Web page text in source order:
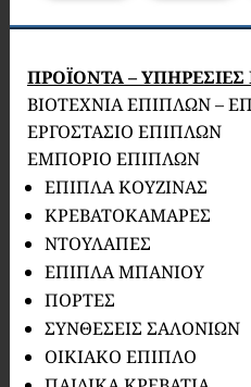
ΠΡΟΪΟΝΤΑ – ΥΠΗΡΕΣΙΕΣ
ΒΙΟΤΕΧΝΙΑ ΕΠΙΠΛΩΝ –
ΕΡΓΟΣΤΑΣΙΟ ΕΠΙΠΛΩΝ
ΕΜΠΟΡΙΟ ΕΠΙΠΛΩΝ
ΕΠΙΠΛΑ ΚΟΥΖΙΝΑΣ
ΚΡΕΒΑΤΟΚΑΜΑΡΕΣ
ΝΤΟΥΛΑΠΕΣ
ΕΠΙΠΛΑ ΜΠΑΝΙΟΥ
ΠΟΡΤΕΣ
ΣΥΝΘΕΣΕΙΣ ΣΑΛΟΝΙΩΝ
ΟΙΚΙΑΚΟ ΕΠΙΠΛΟ